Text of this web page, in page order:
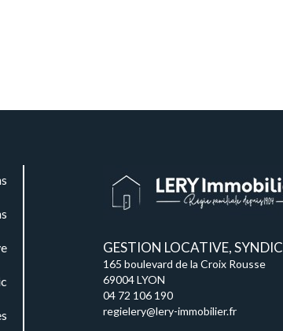
GESTION LOCATIVE, SYNDIC
165 boulevard de la Croix Rousse
69004 LYON
04 72 106 190
regielery@lery-immobilier.fr